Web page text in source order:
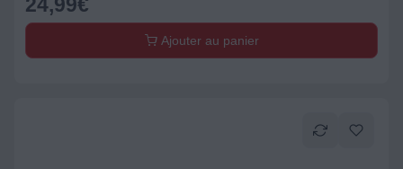
Ajouter au panier